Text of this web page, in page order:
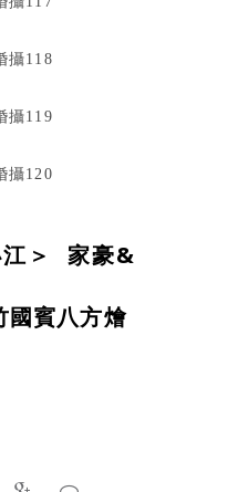
江＞ 家豪&
國賓八方燴